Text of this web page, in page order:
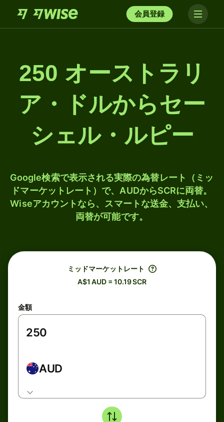
会員登録
250 オーストラリ
ア・ドルからセー
シェル・ルピー
Google検索で表示される実際の為替レート（ミッ
ドマーケットレート）で、AUDからSCRに両替。
Wiseアカウントなら、スマートな送金、支払い、
両替が可能です。
ミッドマーケットレート
A$1 AUD = 10.19 SCR
金額
AUD